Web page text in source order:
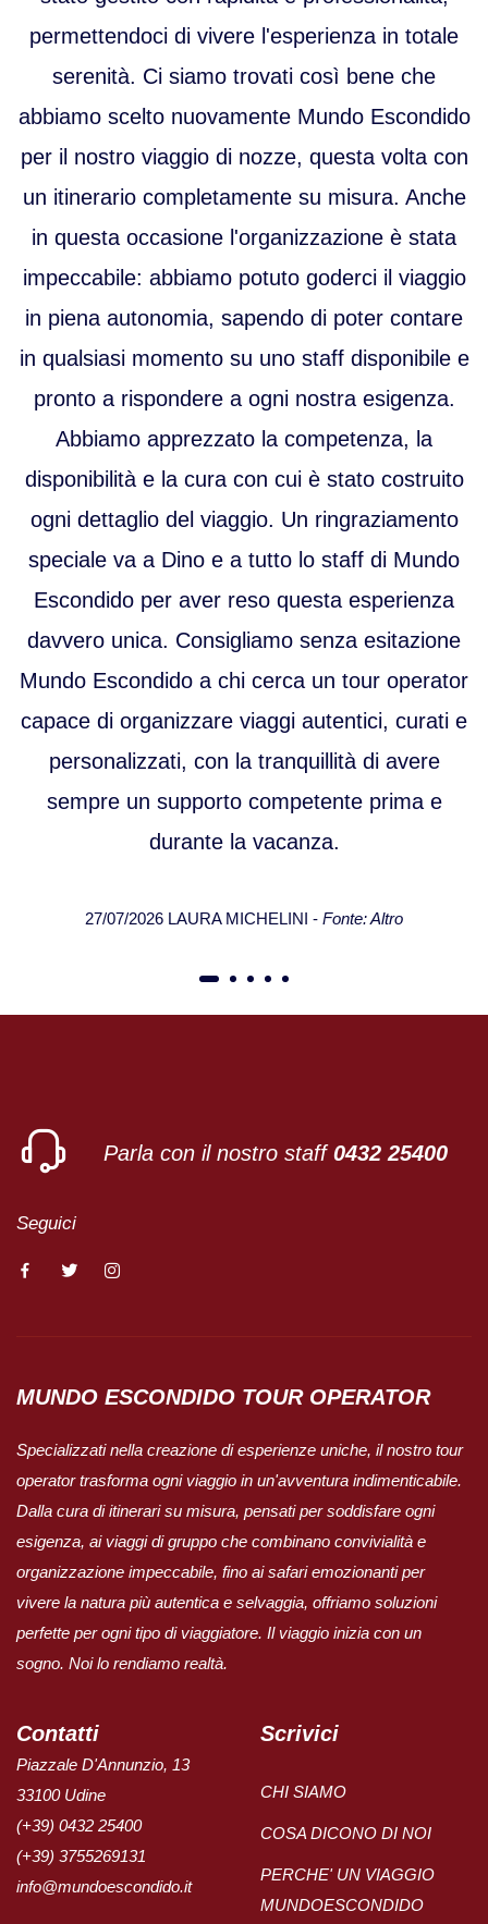
permettendoci di vivere l'esperienza in totale
serenità. Ci siamo trovati così bene che
abbiamo scelto nuovamente Mundo Escondido
per il nostro viaggio di nozze, questa volta con
un itinerario completamente su misura. Anche
in questa occasione l'organizzazione è stata
impeccabile: abbiamo potuto goderci il viaggio
in piena autonomia, sapendo di poter contare
in qualsiasi momento su uno staff disponibile e
pronto a rispondere a ogni nostra esigenza.
Abbiamo apprezzato la competenza, la
disponibilità e la cura con cui è stato costruito
ogni dettaglio del viaggio. Un ringraziamento
speciale va a Dino e a tutto lo staff di Mundo
Escondido per aver reso questa esperienza
davvero unica. Consigliamo senza esitazione
Mundo Escondido a chi cerca un tour operator
capace di organizzare viaggi autentici, curati e
personalizzati, con la tranquillità di avere
sempre un supporto competente prima e
durante la vacanza.
27/07/2026 LAURA MICHELINI - Fonte: Altro
Parla con il nostro staff0432 25400
Seguici
MUNDO ESCONDIDO TOUR OPERATOR
Specializzati nella creazione di esperienze uniche, il nostro tour
operator trasforma ogni viaggio in un'avventura indimenticabile.
Dalla cura di itinerari su misura, pensati per soddisfare ogni
esigenza, ai viaggi di gruppo che combinano convivialità e
organizzazione impeccabile, fino ai safari emozionanti per
vivere la natura più autentica e selvaggia, offriamo soluzioni
perfette per ogni tipo di viaggiatore. Il viaggio inizia con un
sogno. Noi lo rendiamo realtà.
Contatti
Piazzale D'Annunzio, 13
33100 Udine
(+39) 0432 25400
(+39) 3755269131
info@mundoescondido.it
Scrivici
CHI SIAMO
COSA DICONO DI NOI
PERCHE' UN VIAGGIO
MUNDOESCONDIDO